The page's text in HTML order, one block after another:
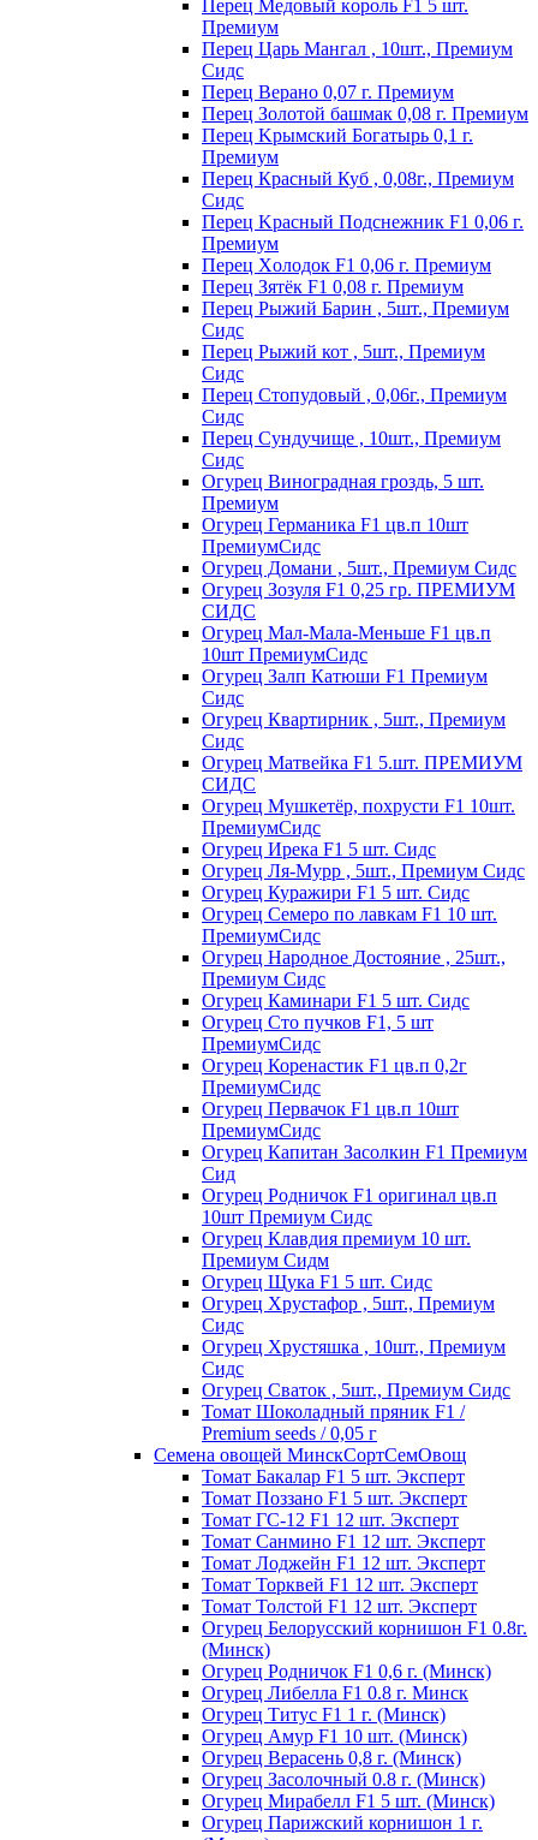
Пepeц Meдoвый кopoль F1 5 шт.
Пpeмиyм
Перец Царь Мангал , 10шт., Премиум
Сидс
Пepeц Bepaнo 0,07 г. Пpeмиyм
Пepeц Зoлoтoй бaшмaк 0,08 г. Пpeмиyм
Пepeц Kpымcкий Бoгaтыpь 0,1 г.
Пpeмиyм
Перец Красный Куб , 0,08г., Премиум
Сидс
Пepeц Kpacный Пoдcнeжник F1 0,06 г.
Пpeмиyм
Пepeц Хoлoдoк F1 0,06 г. Пpeмиyм
Пepeц Зятёк F1 0,08 г. Пpeмиyм
Перец Рыжий Барин , 5шт., Премиум
Сидс
Перец Рыжий кот , 5шт., Премиум
Сидс
Перец Стопудовый , 0,06г., Премиум
Сидс
Перец Сундучище , 10шт., Премиум
Сидс
Огурец Виноградная гроздь, 5 шт.
Премиум
Огурец Германика F1 цв.п 10шт
ПремиумСидс
Огурец Домани , 5шт., Премиум Сидс
Огурец Зозуля F1 0,25 гр. ПРЕМИУМ
СИДС
Огурец Мал-Мала-Меньше F1 цв.п
10шт ПремиумСидс
Огурец Залп Катюши F1 Премиум
Сидс
Огурец Квартирник , 5шт., Премиум
Сидс
Огурец Матвейка F1 5.шт. ПРЕМИУМ
СИДС
Огурец Мушкетёр, похрусти F1 10шт.
ПремиумСидс
Огурец Ирека F1 5 шт. Сидс
Огурец Ля-Мурр , 5шт., Премиум Сидс
Огурец Куражири F1 5 шт. Сидс
Огурец Семеро по лавкам F1 10 шт.
ПремиумСидс
Огурец Народное Достояние , 25шт.,
Премиум Сидс
Огурец Каминари F1 5 шт. Сидс
Огурец Сто пучков F1, 5 шт
ПремиумСидс
Огурец Коренастик F1 цв.п 0,2г
ПремиумСидс
Огурец Первачок F1 цв.п 10шт
ПремиумСидс
Огурец Капитан Засолкин F1 Премиум
Сид
Огурец Родничок F1 оригинал цв.п
10шт Премиум Сидс
Огурец Клавдия премиум 10 шт.
Премиум Сидм
Огурец Щука F1 5 шт. Сидс
Огурец Хрустафор , 5шт., Премиум
Сидс
Огурец Хрустяшка , 10шт., Премиум
Сидс
Огурец Сваток , 5шт., Премиум Сидс
Томат Шоколадный пряник F1 /
Premium seeds / 0,05 г
Семена овощей МинскСортСемОвощ
Томат Бакалар F1 5 шт. Эксперт
Томат Поззано F1 5 шт. Эксперт
Томат ГС-12 F1 12 шт. Эксперт
Томат Санмино F1 12 шт. Эксперт
Томат Лоджейн F1 12 шт. Эксперт
Томат Торквей F1 12 шт. Эксперт
Томат Толстой F1 12 шт. Эксперт
Огурец Белорусский корнишон F1 0.8г.
(Минск)
Огурец Родничок F1 0,6 г. (Минск)
Огурец Либелла F1 0.8 г. Минск
Огурец Титус F1 1 г. (Минск)
Огурец Амур F1 10 шт. (Минск)
Огурец Верасень 0,8 г. (Минск)
Огурец Засолочный 0.8 г. (Минск)
Огурец Мирабелл F1 5 шт. (Минск)
Огурец Парижский корнишон 1 г.